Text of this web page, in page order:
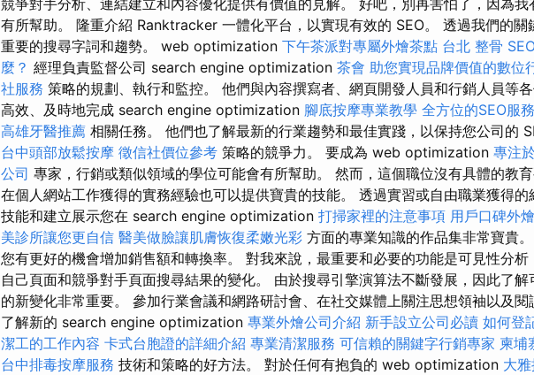
有所幫助。 隆重介紹 Ranktracker 一體化平台，以實現有效的 SEO。 透過我們的關
重要的搜尋字詞和趨勢。 web optimization 下午茶派對專屬外燴茶點 台北 整骨
麼？ 經理負責監督公司 search engine optimization 茶會 助您實現品牌價值的數位
社服務 策略的規劃、執行和監控。 他們與內容撰寫者、網頁開發人員和行銷人員等各
高效、及時地完成 search engine optimization 腳底按摩專業教學 全方位的SEO服
高雄牙醫推薦 相關任務。 他們也了解最新的行業趨勢和最佳實踐，以保持您公司的
台中頭部放鬆按摩 徵信社價位參考 策略的競爭力。 要成為 web optimization 專注
公司 專家，行銷或類似領域的學位可能會有所幫助。 然而，這個職位沒有具體的教
在個人網站工作獲得的實務經驗也可以提供寶貴的技能。 透過實習或自由職業獲得的
技能和建立展示您在 search engine optimization 打掃家裡的注意事項 用戶口碑外
美診所讓您更自信 醫美做臉讓肌膚恢復柔嫩光彩 方面的專業知識的作品集非常寶貴
您有更好的機會增加銷售額和轉換率。 對我來說，最重要和必要的功能是可見性分析
自己頁面和競爭對手頁面搜尋結果的變化。 由於搜尋引擎演算法不斷發展，因此了解
的新變化非常重要。 參加行業會議和網路研討會、在社交媒體上關注思想領袖以及閱
了解新的 search engine optimization 專業外燴公司介紹 新手設立公司必讀 如何登
潔工的工作內容 卡式台胞證的詳細介紹 專業清潔服務 可信賴的關鍵字行銷專家 柬埔
台中排毒按摩服務 技術和策略的好方法。 對於任何有抱負的 web optimization 大